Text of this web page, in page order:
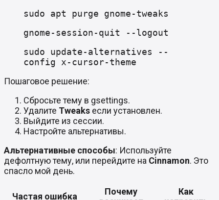
sudo apt purge gnome-tweaks
gnome-session-quit --logout
sudo update-alternatives --
config x-cursor-theme
Пошаговое решение:
Сбросьте тему в gsettings.
Удалите Tweaks если установлен.
Выйдите из сессии.
Настройте альтернативы.
Альтернативные способы: Используйте
дефолтную тему, или перейдите на Cinnamon. Это
спасло мой день.
Частая ошибка
Почему
Как